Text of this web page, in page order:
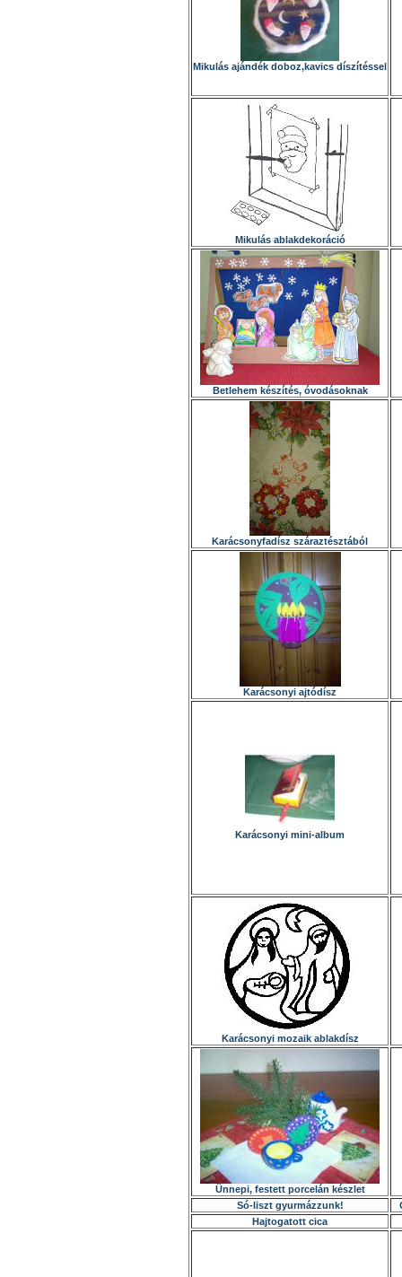
Mikulás ajándék doboz,kavics díszítéssel
Mikulás ablakdekoráció
Betlehem készítés, óvodásoknak
Karácsonyfadísz száraztésztából
Karácsonyi ajtódísz
Karácsonyi mini-album
Karácsonyi mozaik ablakdísz
Ünnepi, festett porcelán készlet
Só-liszt gyurmázzunk!
Hajtogatott cica